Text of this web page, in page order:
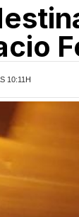
10:11H